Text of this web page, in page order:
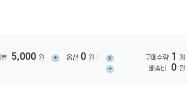
본 5,000 원 + 옵션 0 원 x 구매수량 1 개
+ 배송비 0 원